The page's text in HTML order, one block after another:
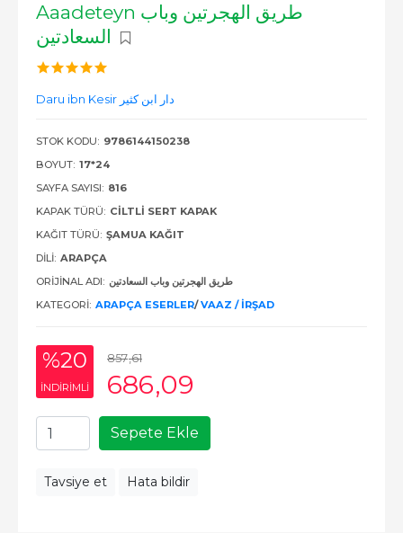
Aaadeteyn طريق الهجرتين وباب
Daru ibn Kesir دار ابن كثير
STOK KODU: 9786144150238
BOYUT: 17*24
SAYFA SAYISI: 816
KAPAK TÜRÜ: CILTLI SERT KAPAK
KAĞIT TÜRÜ: ŞAMUA KAĞIT
DILI: ARAPÇA
ORIJINAL ADI: طريق الهجرتين وباب السعادتين
KATEGORI: ARAPÇA ESERLER/VAAZ / İRŞAD
%20
INDIRIMLI
857,61
686,09
Sepete Ekle
Tavsiye et Hata bildir